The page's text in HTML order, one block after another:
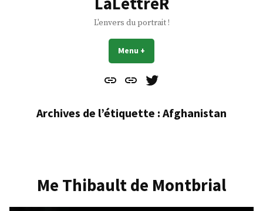
L'envers du portrait !
Menu +
Contact
À
Mes
Archives de l’étiquette : Afghanistan
Me Thibault de Montbrial